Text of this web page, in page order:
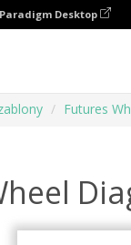
Desktop
Futures